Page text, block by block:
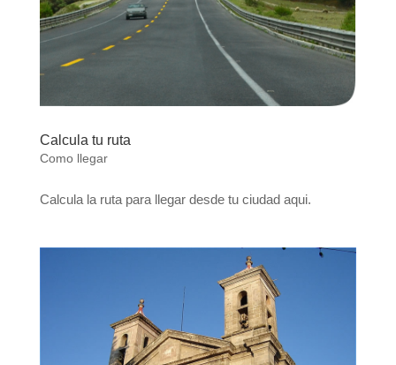
Calcula tu ruta
Como llegar
Calcula la ruta para llegar desde tu ciudad aqui.